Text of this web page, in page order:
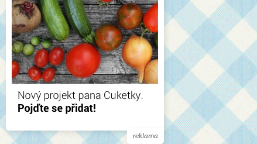
reklama